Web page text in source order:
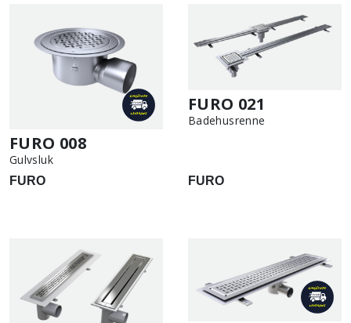
FURO 008
Gulvsluk
FURO
FURO 021
Badehusrenne
FURO